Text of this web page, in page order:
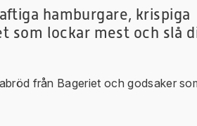
hamburgare, krispiga
som lockar mest och slå
från Bageriet och godsaker